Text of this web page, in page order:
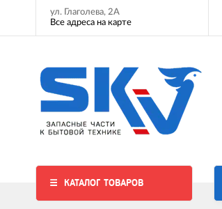
ул. Глаголева, 2А
Все адреса на карте
КАТАЛОГ ТОВАРОВ